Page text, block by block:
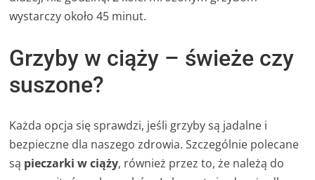
wystarczy około 45 minut.
Grzyby w ciąży – świeże czy
suszone?
Każda opcja się sprawdzi, jeśli grzyby są jadalne i
bezpieczne dla naszego zdrowia. Szczególnie polecane
są pieczarki w ciąży, również przez to, że należą do